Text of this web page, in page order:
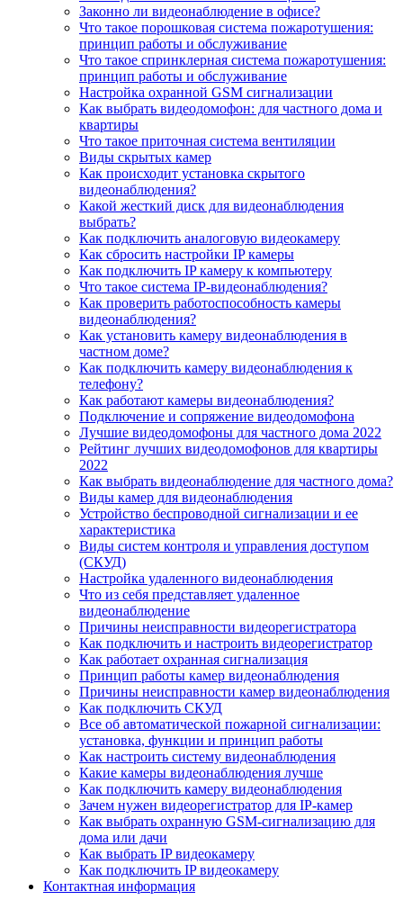
Законно ли видеонаблюдение в офисе?
Что такое порошковая система пожаротушения:
принцип работы и обслуживание
Что такое спринклерная система пожаротушения:
принцип работы и обслуживание
Настройка охранной GSM сигнализации
Как выбрать видеодомофон: для частного дома и
квартиры
Что такое приточная система вентиляции
Виды скрытых камер
Как происходит установка скрытого
видеонаблюдения?
Какой жесткий диск для видеонаблюдения
выбрать?
Как подключить аналоговую видеокамеру
Как сбросить настройки IP камеры
Как подключить IP камеру к компьютеру
Что такое система IP-видеонаблюдения?
Как проверить работоспособность камеры
видеонаблюдения?
Как установить камеру видеонаблюдения в
частном доме?
Как подключить камеру видеонаблюдения к
телефону?
Как работают камеры видеонаблюдения?
Подключение и сопряжение видеодомофона
Лучшие видеодомофоны для частного дома 2022
Рейтинг лучших видеодомофонов для квартиры
2022
Как выбрать видеонаблюдение для частного дома?
Виды камер для видеонаблюдения
Устройство беспроводной сигнализации и ее
характеристика
Виды систем контроля и управления доступом
(СКУД)
Настройка удаленного видеонаблюдения
Что из себя представляет удаленное
видеонаблюдение
Причины неисправности видеорегистратора
Как подключить и настроить видеорегистратор
Как работает охранная сигнализация
Принцип работы камер видеонаблюдения
Причины неисправности камер видеонаблюдения
Как подключить СКУД
Все об автоматической пожарной сигнализации:
установка, функции и принцип работы
Как настроить систему видеонаблюдения
Какие камеры видеонаблюдения лучше
Как подключить камеру видеонаблюдения
Зачем нужен видеорегистратор для IP-камер
Как выбрать охранную GSM-сигнализацию для
дома или дачи
Как выбрать IP видеокамеру
Как подключить IP видеокамеру
Контактная информация